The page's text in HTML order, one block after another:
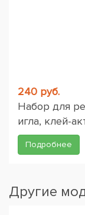
240 руб.
Набор для
игла, клей-
Подробнее
Другие